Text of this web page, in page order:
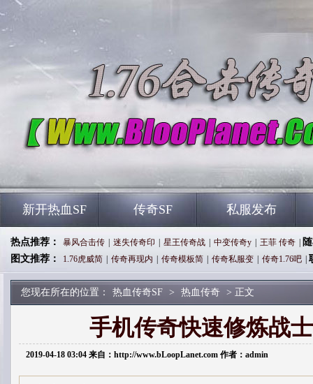
新开热血SF 传奇SF 私服发布
热点推荐： 暴风合击传 迷失传奇印 星王传奇战 中变传奇y 王菲 传奇
图文推荐：
1.76虎威简 传奇再现内 传奇模板简 传奇私服变 传奇1.76吧
您现在所在的位置： 热血传奇SF > 热血传奇 > 正文
手机传奇快速修炼战
2019-04-18 03:04 来自：http://www.bLoopLanet.com 作者：admin